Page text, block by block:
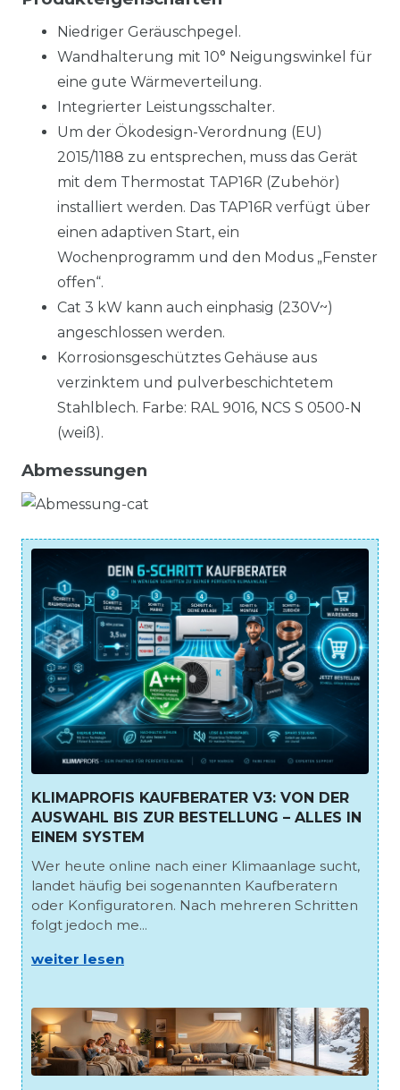
Niedriger Geräuschpegel.
Wandhalterung mit 10° Neigungswinkel für
eine gute Wärmeverteilung.
Integrierter Leistungsschalter.
Um der Ökodesign-Verordnung (EU)
2015/1188 zu entsprechen, muss das Gerät
mit dem Thermostat TAP16R (Zubehör)
installiert werden. Das TAP16R verfügt über
einen adaptiven Start, ein
Wochenprogramm und den Modus „Fenster
offen“.
Cat 3 kW kann auch einphasig (230V~)
angeschlossen werden.
Korrosionsgeschütztes Gehäuse aus
verzinktem und pulverbeschichtetem
Stahlblech. Farbe: RAL 9016, NCS S 0500-N
(weiß).
Abmessungen
KLIMAPROFIS KAUFBERATER V3: VON DER
AUSWAHL BIS ZUR BESTELLUNG – ALLES IN
EINEM SYSTEM
Wer heute online nach einer Klimaanlage sucht,
landet häufig bei sogenannten Kaufberatern
oder Konfiguratoren. Nach mehreren Schritten
folgt jedoch me...
weiter lesen